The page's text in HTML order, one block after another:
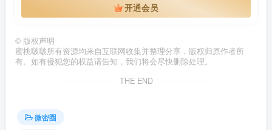
开通会员
© 版权声明
蜜桃啵啵所有资源均来自互联网收集并整理分享，版权归原作者所
有。如有侵犯您的权益请告知，我们将会尽快删除处理。
THE END
微密圈